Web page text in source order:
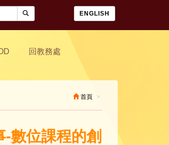
ENGLISH
回教務處
首頁
數位課程的創